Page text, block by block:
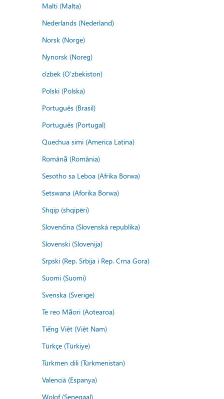
Malti (Malta)
Nederlands (Nederland)
Norsk (Norge)
Nynorsk (Noreg)
o'zbek (O'zbekiston)
Polski (Polska)
Português (Brasil)
Português (Portugal)
Quechua simi (America Latina)
Română (România)
Sesotho sa Leboa (Afrika Borwa)
Setswana (Aforika Borwa)
Shqip (shqipëri)
Slovenčina (Slovenská republika)
Slovenski (Slovenija)
Srpski (Rep. Srbija i Rep. Crna Gora)
Suomi (Suomi)
Svenska (Sverige)
Te reo Māori (Aotearoa)
Tiếng Việt (Việt Nam)
Türkçe (Türkiye)
Türkmen dili (Türkmenistan)
Valencià (Espanya)
Wolof (Senegaal)